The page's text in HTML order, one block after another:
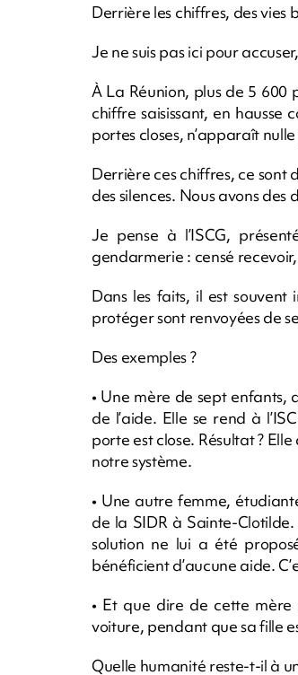
Derrière les chiffres, des vies
Je ne suis pas ici pour
À La Réunion, plus de 5 600
chiffre saisissant, en
portes closes, n’apparaît
Derrière ces chiffres, ce sont
des silences. Nous avons des
Je pense à l’ISCG,
gendarmerie : censé
Dans les faits, il est
protéger sont renvoyées de
Des exemples ?
• Une mère de sept enfants,
de l’aide. Elle se rend à
porte est close. Résultat ?
notre système.
• Une autre femme,
de la SIDR à Sainte-
solution ne lui a été
bénéficient d’aucune aide.
• Et que dire de cette mère
voiture, pendant que sa fille
Quelle humanité reste-t-il à